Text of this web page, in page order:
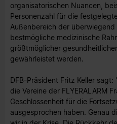
organisatorischen Nuancen,
Personenzahl für die
Außenbereich der überwiegend
bestmögliche medizinische
größtmöglicher
gewährleistet werden.
DFB-Präsident Fritz Keller
die Vereine der FLYERALARM
Geschlossenheit für die
ausgesprochen haben. Genau